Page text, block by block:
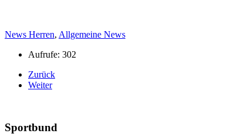
News Herren, Allgemeine News
Aufrufe: 302
Zurück
Weiter
Sportbund